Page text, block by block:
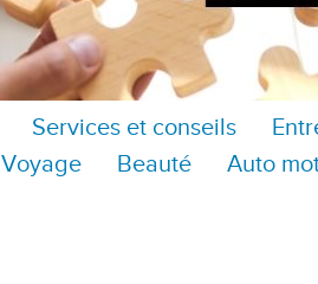
Services et conseils
Voyage Beauté Auto